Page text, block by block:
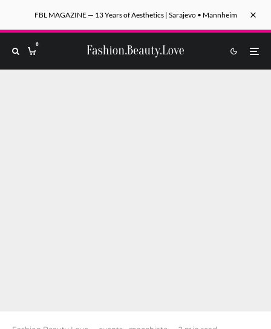
FBL MAGAZINE — 13 Years of Aesthetics | Sarajevo • Mannheim
0